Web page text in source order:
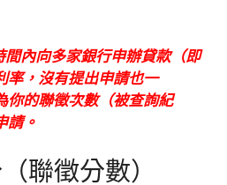
內向多家銀行申辦貸款（即
率，沒有提出申請也一
你的聯徵次數（被查詢紀
請。
聯徵分數）